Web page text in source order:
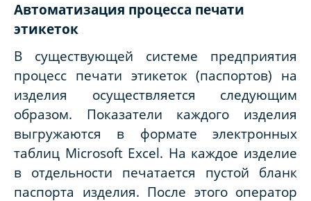
Автоматизация процесса печати
этикеток
В существующей системе предприятия
процесс печати этикеток (паспортов) на
изделия осуществляется следующим
образом. Показатели каждого изделия
выгружаются в формате электронных
таблиц Microsoft Excel. На каждое изделие
в отдельности печатается пустой бланк
паспорта изделия. После этого оператор